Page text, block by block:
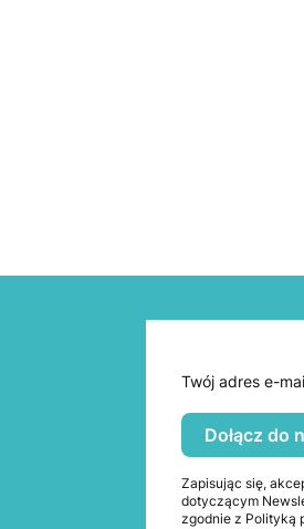
Twój adres e-
Dołącz do
Zapisując się,
dotyczącym
zgodnie z Polityką